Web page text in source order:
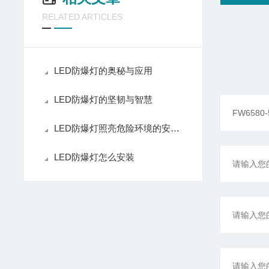
RELATED ARTICLES
LED防爆灯的奥秘与应用
LED防爆灯的坚韧与智慧
LED防爆灯照亮危险环境的安全之光
LED防爆灯怎么安装